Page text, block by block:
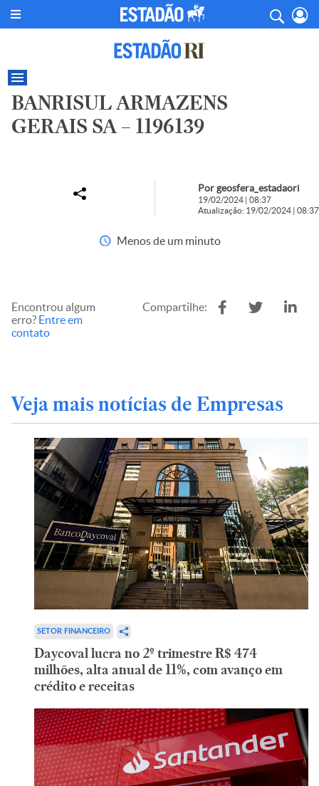
BANRISUL ARMAZENS
GERAIS SA – 1196139
Por geosfera_estadaori
19/02/2024 | 08:37
Atualização: 19/02/2024 | 08:37
Menos de um minuto
Encontrou algum
erro? Entre em
contato
Compartilhe:
Veja mais notícias de Empresas
SETOR FINANCEIRO
Daycoval lucra no 2º trimestre R$ 474
milhões, alta anual de 11%, com avanço em
crédito e receitas